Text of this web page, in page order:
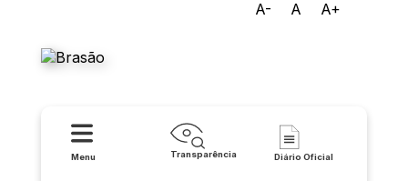
A- A A+
Menu Transparência Diário Oficial